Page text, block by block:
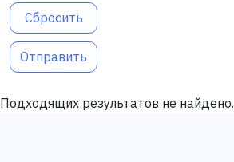
Сбросить
Отправить
Подходящих результатов не найдено.